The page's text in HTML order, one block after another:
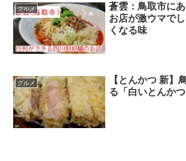
グルメ
蒼雲：鳥取市に
お店が激ウマで
くなる味
グルメ
【とんかつ 新】
る「白いとんか